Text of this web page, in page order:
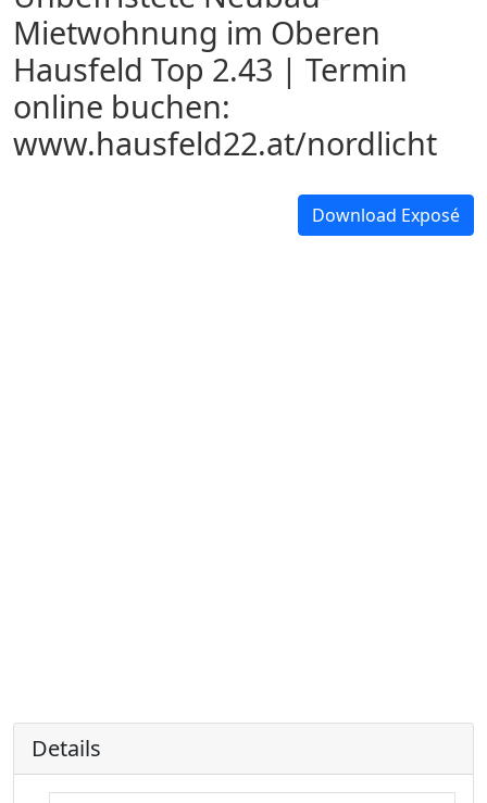
Mietwohnung im Oberen
Hausfeld Top 2.43 | Termin
online buchen:
www.hausfeld22.at/nordlicht
Download Exposé
Details